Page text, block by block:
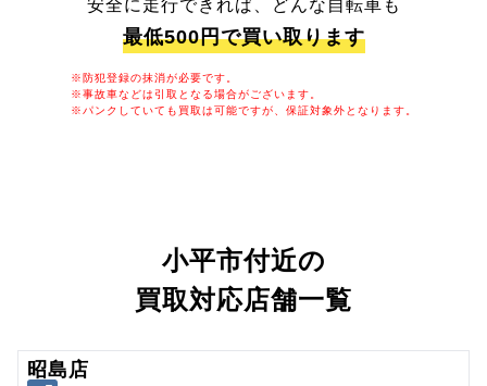
安全に走行できれば、どんな自転車も
最低500円で買い取ります
※防犯登録の抹消が必要です。
※事故車などは引取となる場合がございます。
※パンクしていても買取は可能ですが、保証対象外となります。
小平市付近の
買取対応店舗一覧
昭島店